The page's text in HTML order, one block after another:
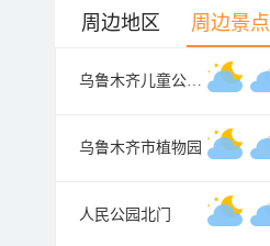
周边地区 周边景点
乌鲁木齐儿童公园北门
乌鲁木齐市植物园
人民公园北门